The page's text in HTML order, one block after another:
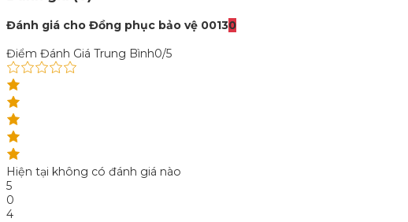
Đánh giá cho Đồng phục bảo vệ 00130
Điểm Đánh Giá Trung Bình0/5
Hiện tại không có đánh giá nào
5
0
4